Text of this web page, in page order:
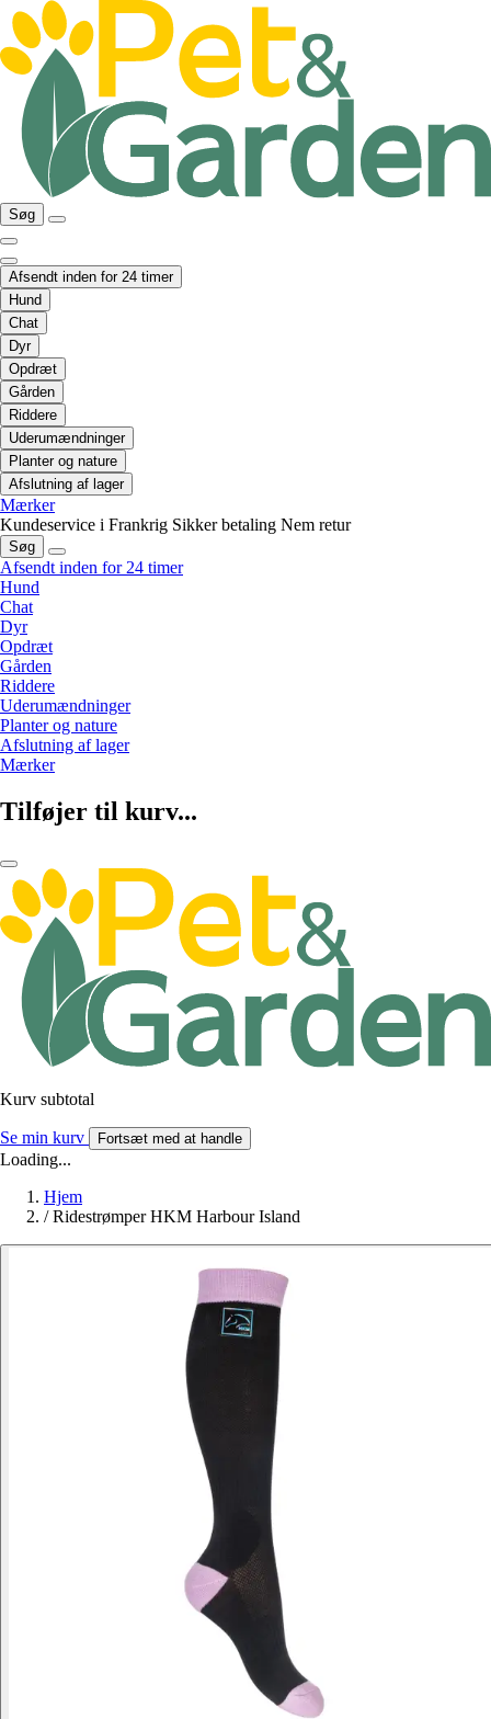
Søg
Afsendt inden for 24 timer
Hund
Chat
Dyr
Opdræt
Gården
Riddere
Uderumændninger
Planter og nature
Afslutning af lager
Mærker
Kundeservice i Frankrig Sikker betaling Nem retur
Søg
Afsendt inden for 24 timer
Hund
Chat
Dyr
Opdræt
Gården
Riddere
Uderumændninger
Planter og nature
Afslutning af lager
Mærker
Tilføjer til kurv...
Kurv subtotal
Se min kurv Fortsæt med at handle
Loading...
Hjem
/ Ridestrømper HKM Harbour Island